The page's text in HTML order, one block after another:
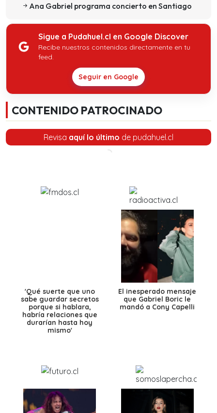
Ana Gabriel programa concierto en Santiago
Sigue a Pudahuel.cl en Google Discover
Recibe nuestros contenidos directamente en tu
feed.
Seguir en Google
CONTENIDO PATROCINADO
Revisa aquí lo último de pudahuel.cl
'Qué suerte que uno
sabe guardar secretos
porque si hablara,
habría relaciones que
durarían hasta hoy
mismo'
El inesperado mensaje
que Gabriel Boric le
mandó a Cony Capelli